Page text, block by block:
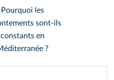
Pourquoi les
sont-ils
constants en
?